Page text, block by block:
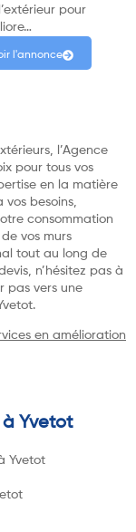
pour
l'annonce
l’Agence
pour tous vos
en la matière
besoins,
consommation
vos murs
tout au long de
n’hésitez pas à
pas vers une
en amélioration
à Yvetot
Yvetot